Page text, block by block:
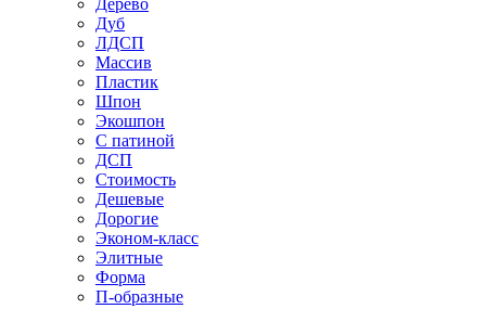
Дерево
Дуб
ЛДСП
Массив
Пластик
Шпон
Экошпон
С патиной
ДСП
Стоимость
Дешевые
Дорогие
Эконом-класс
Элитные
Форма
П-образные